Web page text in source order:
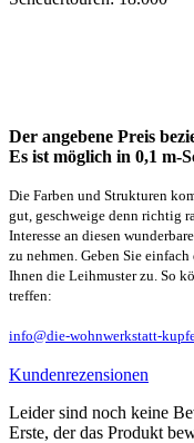
Der angebene Preis
Es ist möglich in 0,1 m-
Die Farben und Strukturen
gut, geschweige denn richtig
Interesse an diesen
zu nehmen. Geben Sie
Ihnen die Leihmuster zu. So
treffen:
info@die-wohnwerkstatt-
Kundenrezensionen
Leider sind noch keine
Erste, der das Produkt